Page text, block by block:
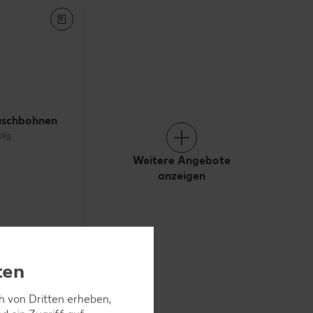
Weitere Angebote
anzeigen
von Dritten erheben,